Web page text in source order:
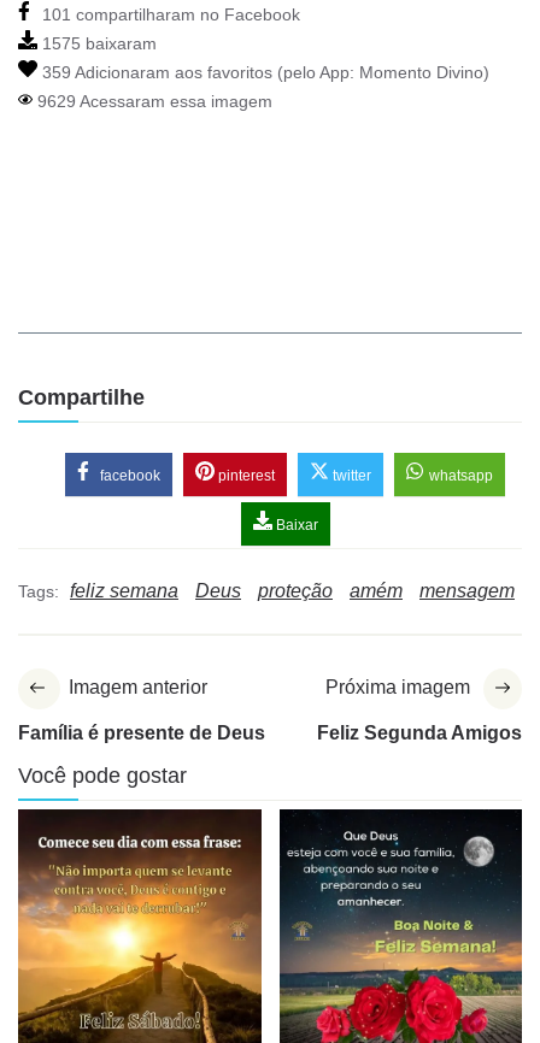
101 compartilharam no Facebook
1575 baixaram
359 Adicionaram aos favoritos (pelo App: Momento Divino)
9629 Acessaram essa imagem
Compartilhe
facebook pinterest twitter whatsapp
Baixar
Tags: feliz semana Deus proteção amém mensagem
Imagem anterior
Família é presente de Deus
Próxima imagem
Feliz Segunda Amigos
Você pode gostar